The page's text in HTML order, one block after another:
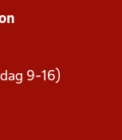
9-16)